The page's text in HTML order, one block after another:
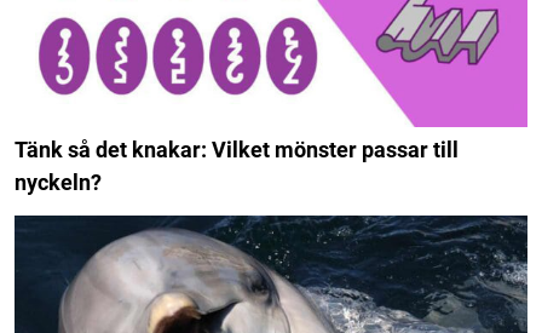
Tänk så det knakar: Vilket mönster passar till
nyckeln?